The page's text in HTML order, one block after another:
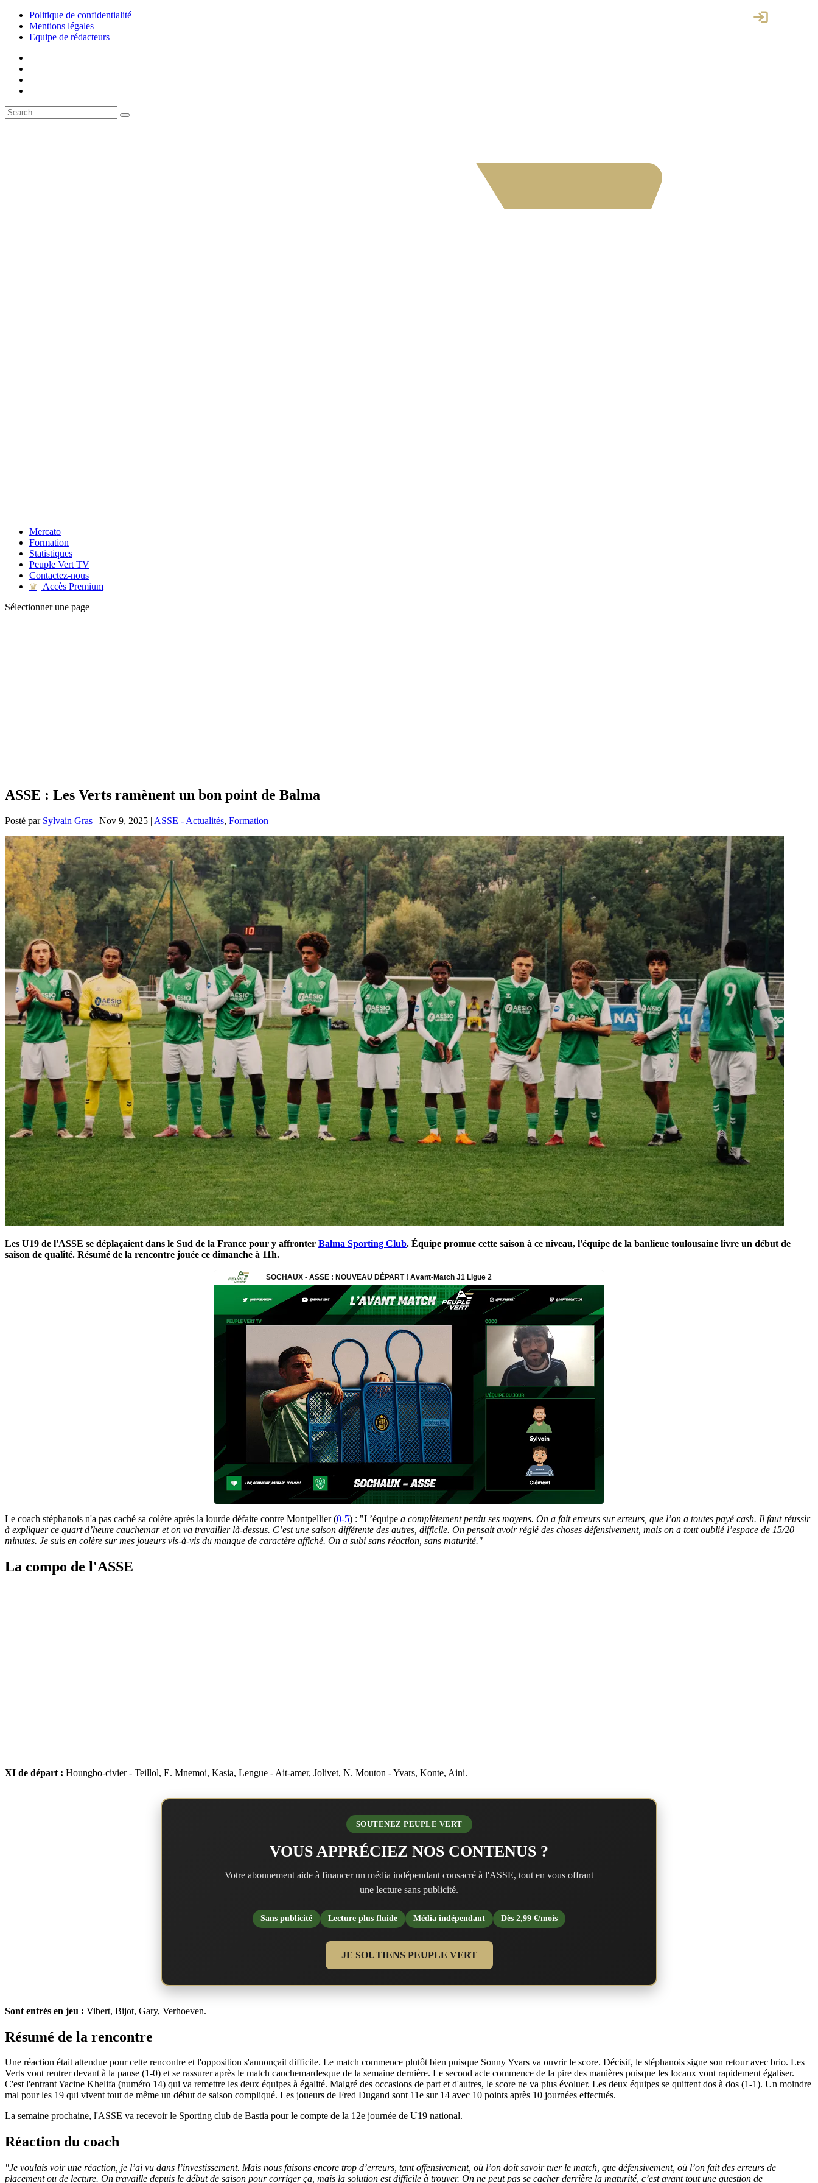
Politique de confidentialité
Mentions légales
Equipe de rédacteurs
Mercato
Formation
Statistiques
Peuple Vert TV
Contactez-nous
♛
Accès Premium
Sélectionner une page
ASSE : Les Verts ramènent un bon point de Balma
Posté par Sylvain Gras | Nov 9, 2025 | ASSE - Actualités, Formation
Les U19 de l'ASSE se déplaçaient dans le Sud de la France pour y affronter Balma Sporting Club. Équipe promue cette saison à ce niveau, l'équipe de la banlieue toulousaine livre un début de
saison de qualité. Résumé de la rencontre jouée ce dimanche à 11h.
Le coach stéphanois n'a pas caché sa colère après la lourde défaite contre Montpellier (0-5) : "L’équipe a complètement perdu ses moyens. On a fait erreurs sur erreurs, que l’on a toutes payé cash. Il faut réussir
à expliquer ce quart d’heure cauchemar et on va travailler là-dessus. C’est une saison différente des autres, difficile. On pensait avoir réglé des choses défensivement, mais on a tout oublié l’espace de 15/20
minutes. Je suis en colère sur mes joueurs vis-à-vis du manque de caractère affiché. On a subi sans réaction, sans maturité."
La compo de l'ASSE
XI de départ : Houngbo-civier - Teillol, E. Mnemoi, Kasia, Lengue - Ait-amer, Jolivet, N. Mouton - Yvars, Konte, Aini.
SOUTENEZ PEUPLE VERT
VOUS APPRÉCIEZ NOS CONTENUS ?
Votre abonnement aide à financer un média indépendant consacré à l'ASSE, tout en vous offrant
une lecture sans publicité.
Sans publicité Lecture plus fluide Média indépendant Dès 2,99 €/mois
JE SOUTIENS PEUPLE VERT
Sont entrés en jeu : Vibert, Bijot, Gary, Verhoeven.
Résumé de la rencontre
Une réaction était attendue pour cette rencontre et l'opposition s'annonçait difficile. Le match commence plutôt bien puisque Sonny Yvars va ouvrir le score. Décisif, le stéphanois signe son retour avec brio. Les
Verts vont rentrer devant à la pause (1-0) et se rassurer après le match cauchemardesque de la semaine dernière. Le second acte commence de la pire des manières puisque les locaux vont rapidement égaliser.
C'est l'entrant Yacine Khelifa (numéro 14) qui va remettre les deux équipes à égalité. Malgré des occasions de part et d'autres, le score ne va plus évoluer. Les deux équipes se quittent dos à dos (1-1). Un moindre
mal pour les 19 qui vivent tout de même un début de saison compliqué. Les joueurs de Fred Dugand sont 11e sur 14 avec 10 points après 10 journées effectués.
La semaine prochaine, l'ASSE va recevoir le Sporting club de Bastia pour le compte de la 12e journée de U19 national.
Réaction du coach
"Je voulais voir une réaction, je l’ai vu dans l’investissement. Mais nous faisons encore trop d’erreurs, tant offensivement, où l’on doit savoir tuer le match, que défensivement, où l’on fait des erreurs de
placement ou de lecture. On travaille depuis le début de saison pour corriger ça, mais la solution est difficile à trouver. On ne peut pas se cacher derrière la maturité, c’est avant tout une question de